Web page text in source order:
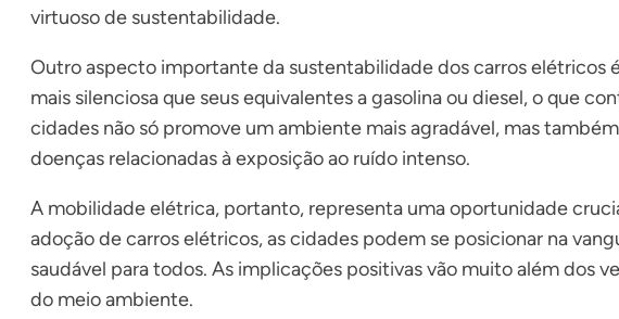
virtuoso de sustentabilidade.
Outro aspecto importante da sustentabilidade dos carros elétricos
mais silenciosa que seus equivalentes a gasolina ou diesel, o que
cidades não só promove um ambiente mais agradável, mas
doenças relacionadas à exposição ao ruído intenso.
A mobilidade elétrica, portanto, representa uma oportunidade
adoção de carros elétricos, as cidades podem se posicionar na
saudável para todos. As implicações positivas vão muito além dos
do meio ambiente.